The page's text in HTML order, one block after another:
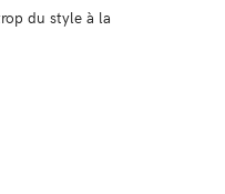
du style à la